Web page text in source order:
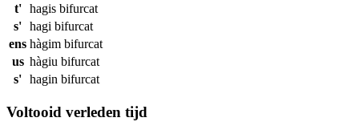
t'
hagis bifurcat
s' hagi bifurcat
ens hàgim bifurcat
us hàgiu bifurcat
s' hagin bifurcat
Voltooid verleden tijd